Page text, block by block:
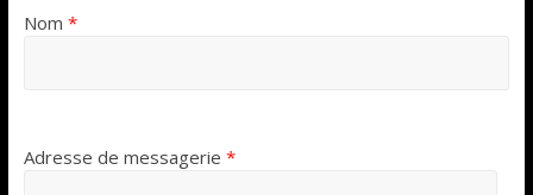
Nom *
Adresse de messagerie *